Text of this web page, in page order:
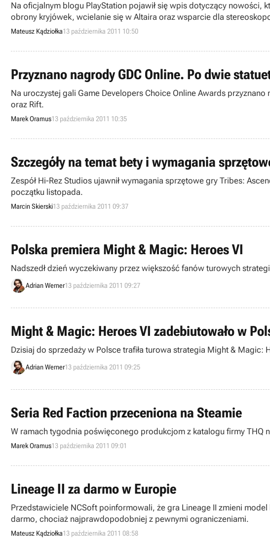
Na oficjalnym blogu PlayStation pojawił się wpis dotyczący nowości,
obrony kryjówek, wcielanie się w Altaira oraz wsparcie dla
Mateusz Kądziołka13 października 2011 10:50
Przyznano nagrody GDC Online. Po dwie
Na uroczystej gali Game Developers Choice Online Awards
oraz Rift.
Marek Oramus13 października 2011 10:35
Szczegóły na temat bety i wymagania
Zespół Hi-Rez Studios ujawnił wymagania sprzętowe gry Tribes:
początku listopada.
Marcin Skierski13 października 2011 09:37
Polska premiera Might & Magic: Heroes VI
Nadszedł dzień wyczekiwany przez większość fanów turowych
Adrian Werner13 października 2011 09:27
Might & Magic: Heroes VI zadebiutowało w
Dzisiaj do sprzedaży w Polsce trafiła turowa strategia Might & Magic:
Adrian Werner13 października 2011 09:25
Seria Red Faction przeceniona na Steamie
W ramach tygodnia poświęconego produkcjom z katalogu firmy THQ
Marek Oramus13 października 2011 09:01
Lineage II za darmo w Europie
Przedstawiciele NCSoft poinformowali, że gra Lineage II zmieni
darmo, chociaż najprawdopodobniej z pewnymi ograniczeniami.
Mateusz Kądziołka13 października 2011 08:58